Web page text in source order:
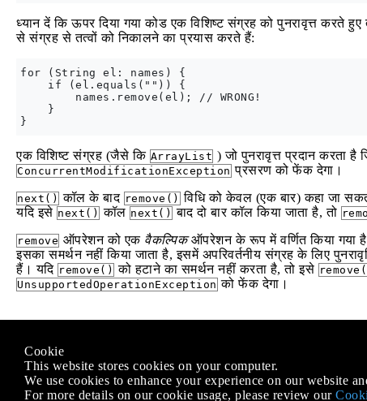
ध्यान दें कि ऊपर दिया गया कोड एक विशिष्ट संग्रह को पुनरावृत्त करते
से संग्रह से तत्वों को निकालने का प्रयास करते हैं:
for (String el: names) {
    if (el.equals("")) {
        names.remove(el); // WRONG!
    }
एक विशिष्ट संग्रह (जैसे कि ArrayList ) जो पुनरावृत्त प्रदान करता है
ConcurrentModificationException प्रसरण को फेंक देगा।
next() कॉल के बाद remove() विधि को केवल (एक बार) कहा जा
यदि इसे next() कॉल next() बाद दो बार कॉल किया जाता है, तो
remove ऑपरेशन को एक वैकल्पिकऑपरेशन के रूप में वर्णित किया गया है;
इसका समर्थन नहीं किया जाता है, इसमें अपरिवर्तनीय संग्रह के लिए
हैं। यदि remove() को हटाने का समर्थन नहीं करता है, तो इसे
UnsupportedOperationException को फेंक देगा।
के तहत लाइसेंस प्राप्त है
से संबद्ध नहीं हैStack Overflow
Cookie
This website stores cookies on your computer.
We use cookies to enhance your experience on our website
For more details on our cookie usage, please review our